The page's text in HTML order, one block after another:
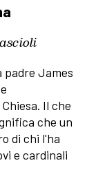
padre James
Il che
che un
di chi l'ha
e cardinali